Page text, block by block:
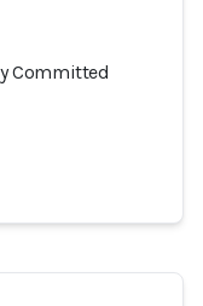
Committed